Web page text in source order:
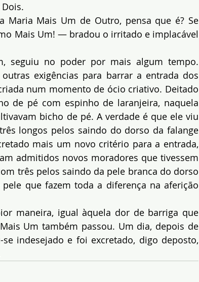
Mais Um de Outro, pensa que é? Se
Mais Um! — bradou o irritado e implacável
seguiu no poder por mais algum tempo.
exigências para barrar a entrada dos
num momento de ócio criativo. Deitado
de pé com espinho de laranjeira, naquela
bicho de pé. A verdade é que ele viu
longos pelos saindo do dorso da falange
mais um novo critério para a entrada,
admitidos novos moradores que tivessem
três pelos saindo da pele branca do dorso
que fazem toda a diferença na aferição
maneira, igual àquela dor de barriga que
Um também passou. Um dia, depois de
indesejado e foi excretado, digo deposto,